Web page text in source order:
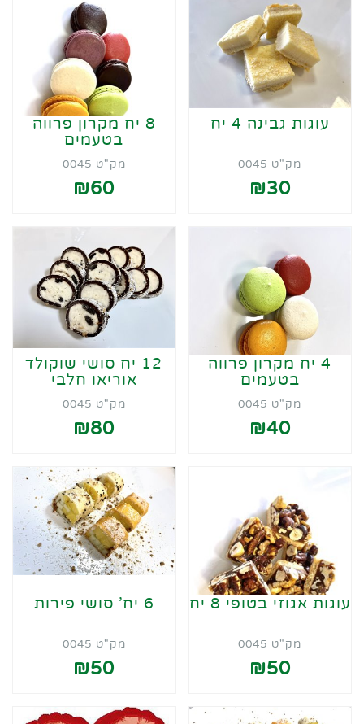
עוגות גבינה 4 יח
מק"ט 0045
₪30
8 יח מקרון פרווה
בטעמים
מק"ט 0045
₪60
4 יח מקרון פרווה
בטעמים
מק"ט 0045
₪40
12 יח סושי שוקולד
אוריאו חלבי
מק"ט 0045
₪80
עוגות אגוזי בטופי 8 יח
מק"ט 0045
₪50
6 יח' סושי פירות
מק"ט 0045
₪50